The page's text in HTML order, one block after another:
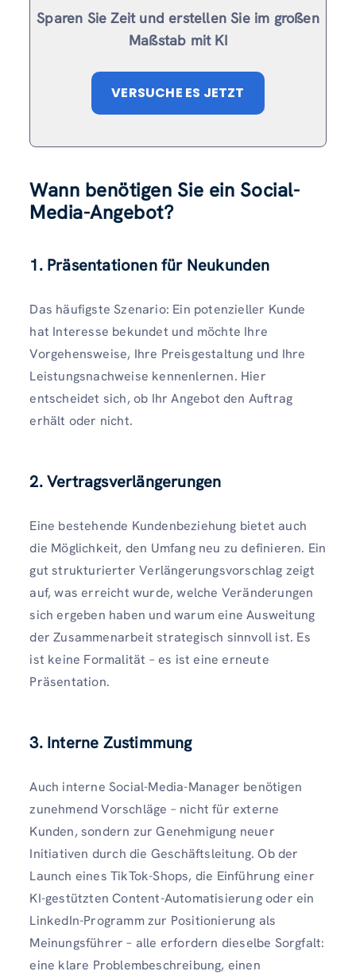
Sparen Sie Zeit und erstellen Sie im großen
Maßstab mit KI
VERSUCHE ES JETZT
Wann benötigen Sie ein Social-
Media-Angebot?
1. Präsentationen für Neukunden
Das häufigste Szenario: Ein potenzieller Kunde
hat Interesse bekundet und möchte Ihre
Vorgehensweise, Ihre Preisgestaltung und Ihre
Leistungsnachweise kennenlernen. Hier
entscheidet sich, ob Ihr Angebot den Auftrag
erhält oder nicht.
2. Vertragsverlängerungen
Eine bestehende Kundenbeziehung bietet auch
die Möglichkeit, den Umfang neu zu definieren. Ein
gut strukturierter Verlängerungsvorschlag zeigt
auf, was erreicht wurde, welche Veränderungen
sich ergeben haben und warum eine Ausweitung
der Zusammenarbeit strategisch sinnvoll ist. Es
ist keine Formalität – es ist eine erneute
Präsentation.
3. Interne Zustimmung
Auch interne Social-Media-Manager benötigen
zunehmend Vorschläge – nicht für externe
Kunden, sondern zur Genehmigung neuer
Initiativen durch die Geschäftsleitung. Ob der
Launch eines TikTok-Shops, die Einführung einer
KI-gestützten Content-Automatisierung oder ein
LinkedIn-Programm zur Positionierung als
Meinungsführer – alle erfordern dieselbe Sorgfalt:
eine klare Problembeschreibung, einen